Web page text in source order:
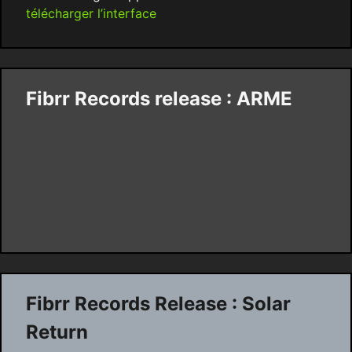
télécharger l’interface
Fibrr Records release : ARME
Fibrr Records Release : Solar
Return